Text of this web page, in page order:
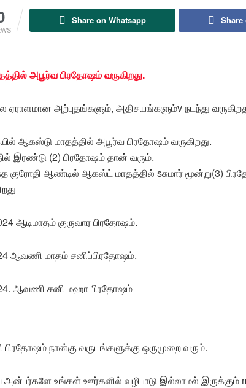
Share on Whatsapp Share
அபூர்வ பிரதோஷம் வருகிறது.
ஏராளமான அற்புதங்களும், அதிசயங்களும்v நடந்து
ஆகஸ்டு மாதத்தில் அபூர்வ பிரதோஷம் வருகிறது.
இரண்டு (2) பிரதோஷம் தான் வரும்.
ஆண்டில் ஆகஸ்ட் மாதத்தில் sசுமார் மூன்று(3)
ஆடிமாதம் குருவார பிரதோஷம்.
ஆவணி மாதம் சனிப்பிரதோஷம்.
ஆவணி சனி மஹா பிரதோஷம்
பிரதோஷம் நான்கு வருடங்களுக்கு ஒருமுறை வரும்.
உங்கள் ஊர்களில் வழிபாடு இல்லாமல் இருக்கும்